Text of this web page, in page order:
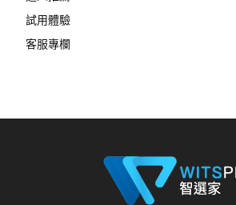
試用體驗
客服專欄